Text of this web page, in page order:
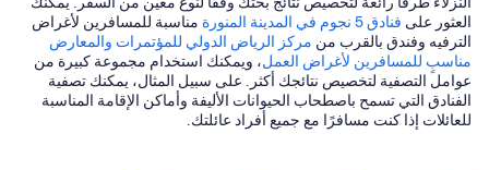
العثور على فنادق 5 نجوم في المدينة المنورة
مناسبة للمسافرين لأغراض
الترفيه وفندق بالقرب من مركز الرياض الدولي للمؤتمرات والمعارض
مناسبٍ للمسافرين لأغراض العمل، ويمكنك استخدام مجموعة كبيرة من
عوامل التصفية لتخصيص نتائجك أكثر. على سبيل المثال، يمكنك تصفية
الفنادق التي تسمح باصطحاب الحيوانات الأليفة وأماكن الإقامة المناسبة
للعائلات إذا كنت مسافرًا مع جميع أفراد عائلتك.